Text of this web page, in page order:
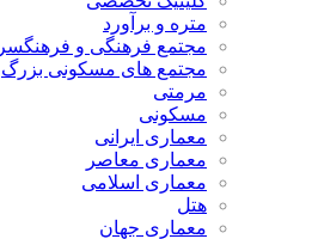
متره و برآورد
مجتمع فرهنگی و فرهنگسرا
مجتمع های مسکونی بزرگ
مرمتی
مسکونی
معماری ایرانی
معماری معاصر
معماری اسلامی
هتل
معماری جهان